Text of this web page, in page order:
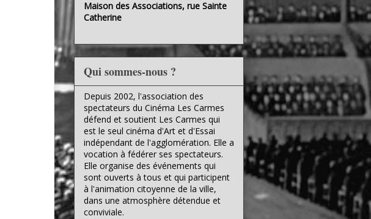
Maison des Associations, rue Sainte
Catherine
Qui sommes-nous ?
Depuis 2002, l'association des
spectateurs du Cinéma Les Carmes
défend et soutient Les Carmes qui
est le seul cinéma d'Art et d'Essai
indépendant de l'agglomération. Elle a
vocation à fédérer ses spectateurs.
Elle organise des événements qui
sont ouverts à tous et qui participent
à l'animation citoyenne de la ville,
dans une atmosphère détendue et
conviviale.